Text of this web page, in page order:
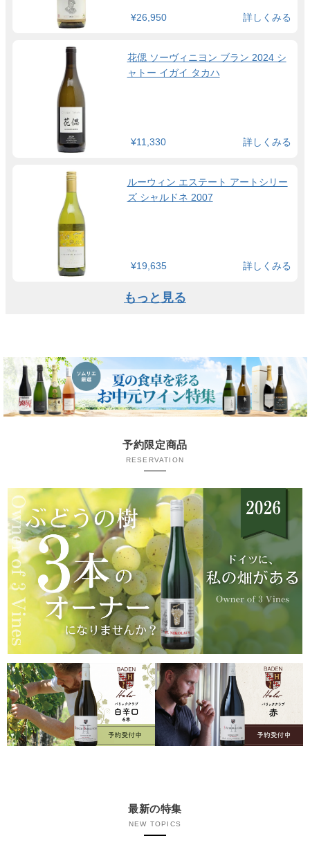
¥26,950 詳しくみる
花偲 ソーヴィニヨン ブラン 2024 シ
ャトー イガイ タカハ
¥11,330 詳しくみる
ルーウィン エステート アートシリー
ズ シャルドネ 2007
¥19,635 詳しくみる
もっと見る
予約限定商品
RESERVATION
最新の特集
NEW TOPICS